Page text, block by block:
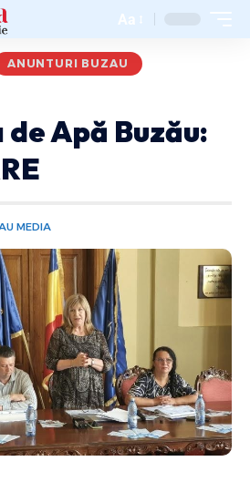
Aa
ANUNTURI BUZAU
Apă Buzău:
MEDIA